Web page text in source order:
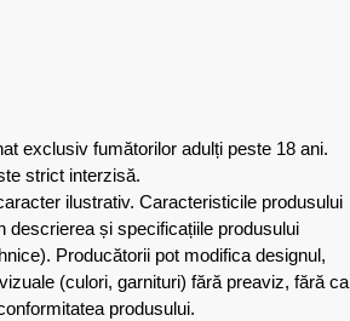
exclusiv fumătorilor adulți peste 18 ani.
strict interzisă.
ilustrativ. Caracteristicile produsului
descrierea și specificațiile produsului
Producătorii pot modifica designul,
(culori, garnituri) fără preaviz, fără ca
produsului.